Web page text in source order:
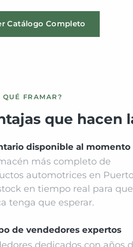
Catálogo Completo
QUÉ FRAMAR?
que hacen
disponible al momento
más completo de
automotrices en
en tiempo real para que
tenga que esperar.
de vendedores expertos
dedicados con años